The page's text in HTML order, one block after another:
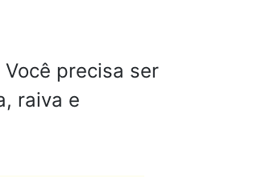
precisa ser
raiva e